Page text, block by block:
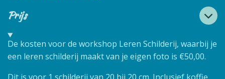
Prijs
De kosten voor de workshop Leren Schilderij, waarbij je
een leren schilderij maakt van je eigen foto is €50,00.